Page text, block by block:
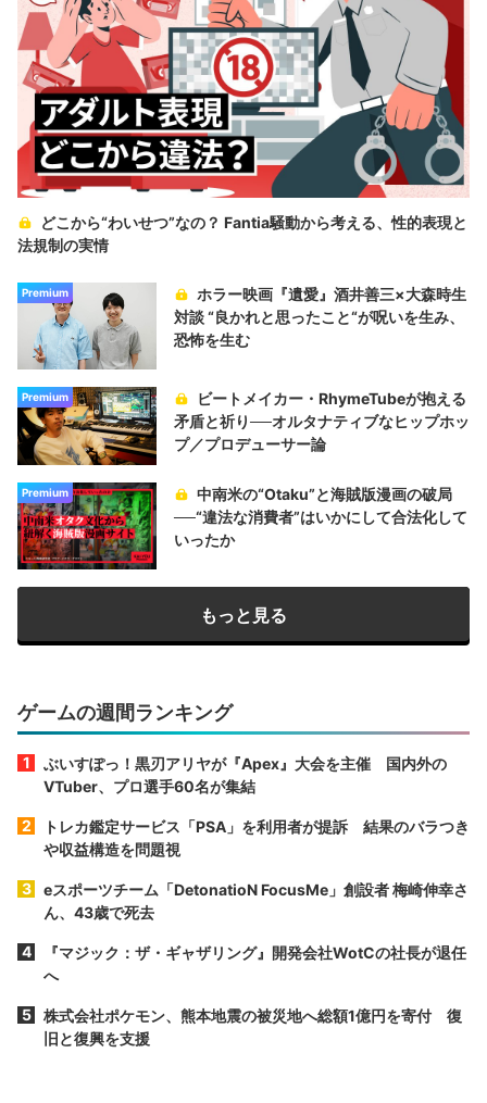
どこから“わいせつ”なの？ Fantia騒動から考える、性的表現と
法規制の実情
Premium
ホラー映画『遺愛』酒井善三×大森時生
対談 “良かれと思ったこと“が呪いを生み、
恐怖を生む
Premium
ビートメイカー・RhymeTubeが抱える
矛盾と祈り──オルタナティブなヒップホッ
プ／プロデューサー論
Premium
中南米の“Otaku”と海賊版漫画の破局
──“違法な消費者”はいかにして合法化して
いったか
もっと見る
ゲームの週間ランキング
ぶいすぽっ！黒刃アリヤが『Apex』大会を主催 国内外の
VTuber、プロ選手60名が集結
トレカ鑑定サービス「PSA」を利用者が提訴 結果のバラつき
や収益構造を問題視
eスポーツチーム「DetonatioN FocusMe」創設者 梅崎伸幸さ
ん、43歳で死去
『マジック：ザ・ギャザリング』開発会社WotCの社長が退任
へ
株式会社ポケモン、熊本地震の被災地へ総額1億円を寄付 復
旧と復興を支援